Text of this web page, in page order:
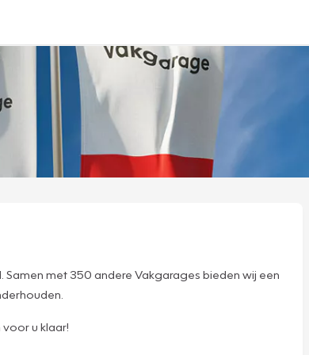
Samen met 350 andere Vakgarages bieden wij een
u klaar!